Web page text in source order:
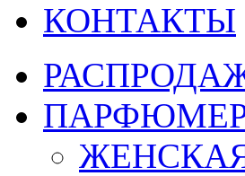
КОНТАКТЫ